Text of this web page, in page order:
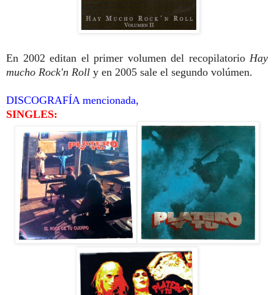
En 2002 editan el primer volumen del recopilatorio Hay
mucho Rock'n Roll y en 2005 sale el segundo volúmen.
DISCOGRAFÍA mencionada,
SINGLES: